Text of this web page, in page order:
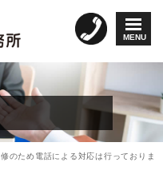
MENU
のため電話による対応は行っておりま